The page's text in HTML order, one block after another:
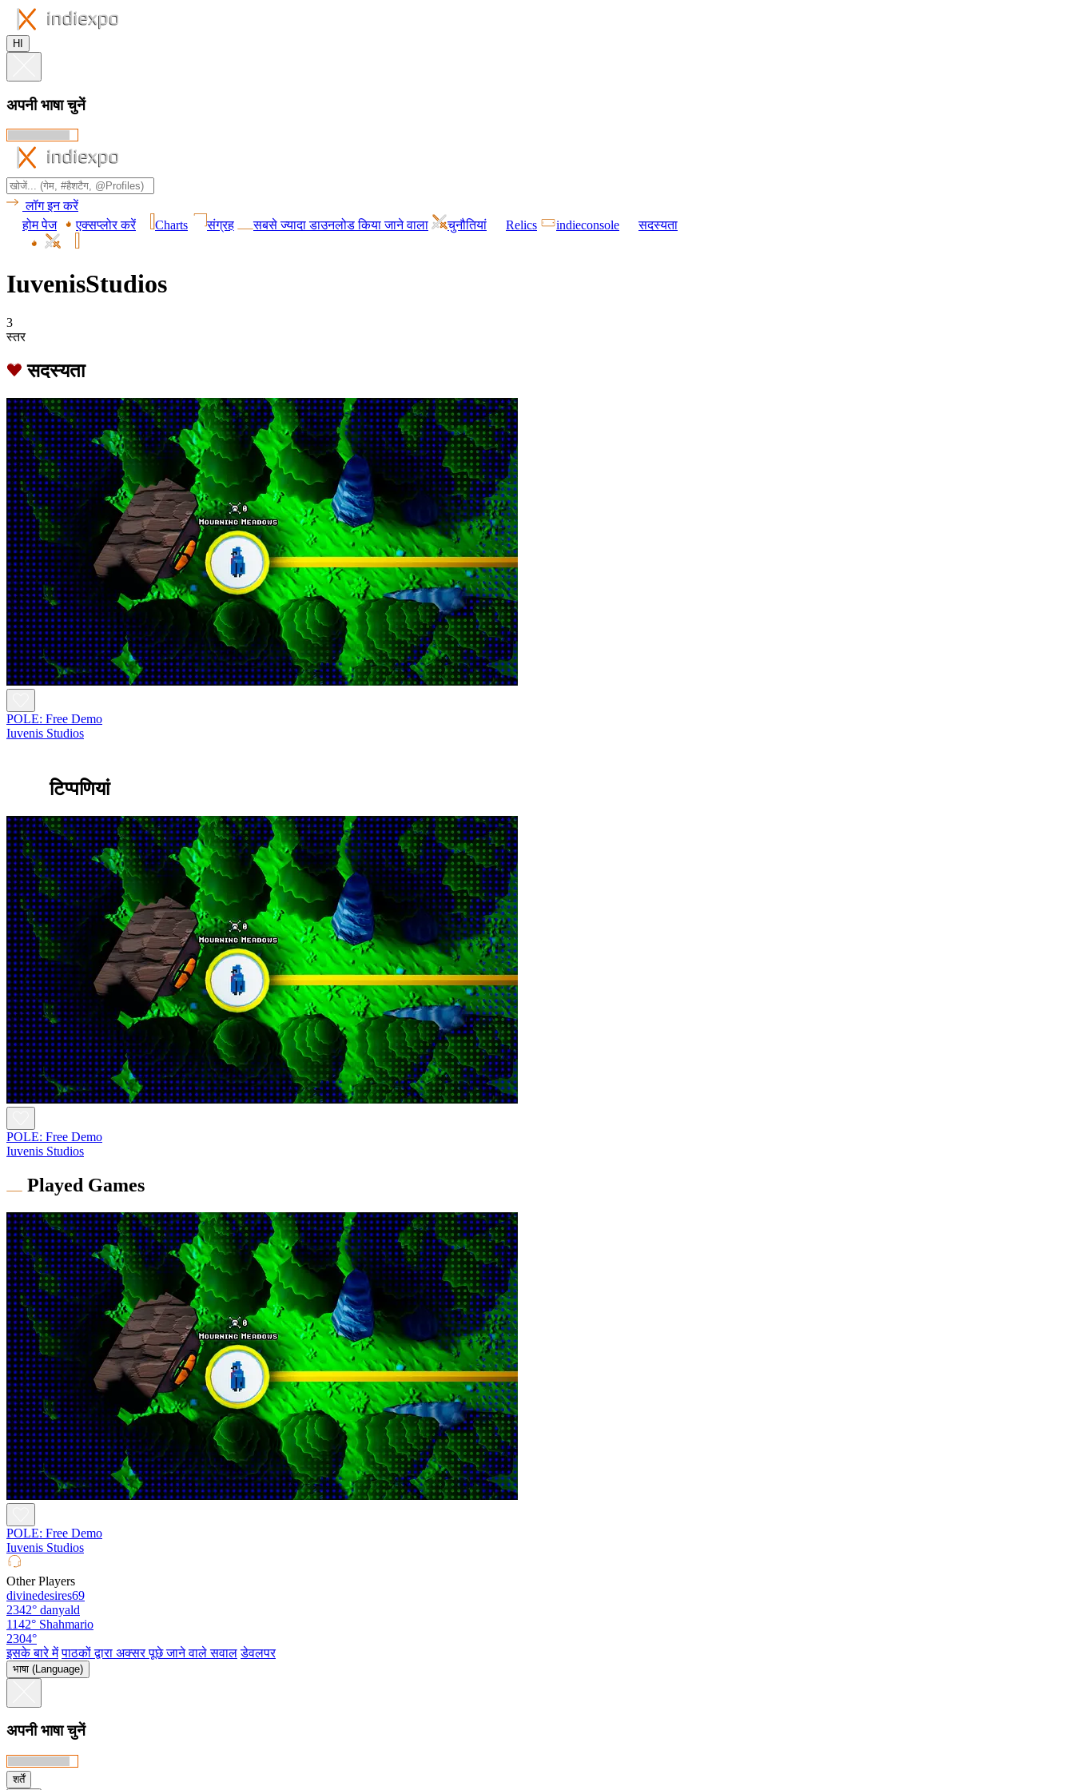
HI
अपनी भाषा चुनें
लॉग इन करें
होम पेज
एक्सप्लोर करें Charts संग्रह सबसे ज्यादा डाउनलोड किया जाने वाला चुनौतियां Relics indieconsole सदस्यता
IuvenisStudios
3
स्तर
सदस्यता
POLE: Free Demo
Iuvenis Studios
टिप्पणियां
POLE: Free Demo
Iuvenis Studios
Played Games
POLE: Free Demo
Iuvenis Studios
Other Players
divinedesires69
2342° danyald
1142° Shahmario
2304°
इसके बारे में पाठकों द्वारा अक्सर पूछे जाने वाले सवाल डेवलपर
भाषा (Language)
अपनी भाषा चुनें
शर्तें